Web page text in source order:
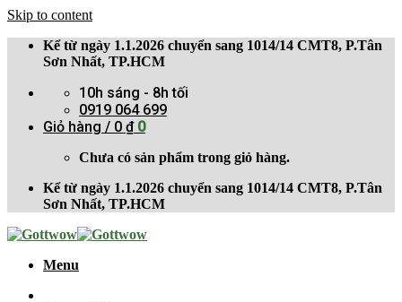
Skip to content
Kể từ ngày 1.1.2026 chuyển sang 1014/14 CMT8, P.Tân
Sơn Nhất, TP.HCM
10h sáng - 8h tối
0919 064 699
Giỏ hàng / 0 ₫ 0
Chưa có sản phẩm trong giỏ hàng.
Kể từ ngày 1.1.2026 chuyển sang 1014/14 CMT8, P.Tân
Sơn Nhất, TP.HCM
Menu